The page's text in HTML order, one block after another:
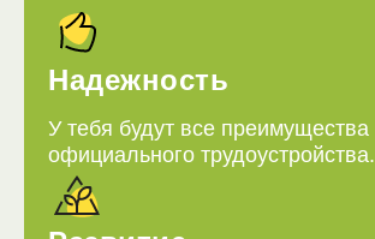
Надежность
У тебя будут все преимущества
официального трудоустройства.